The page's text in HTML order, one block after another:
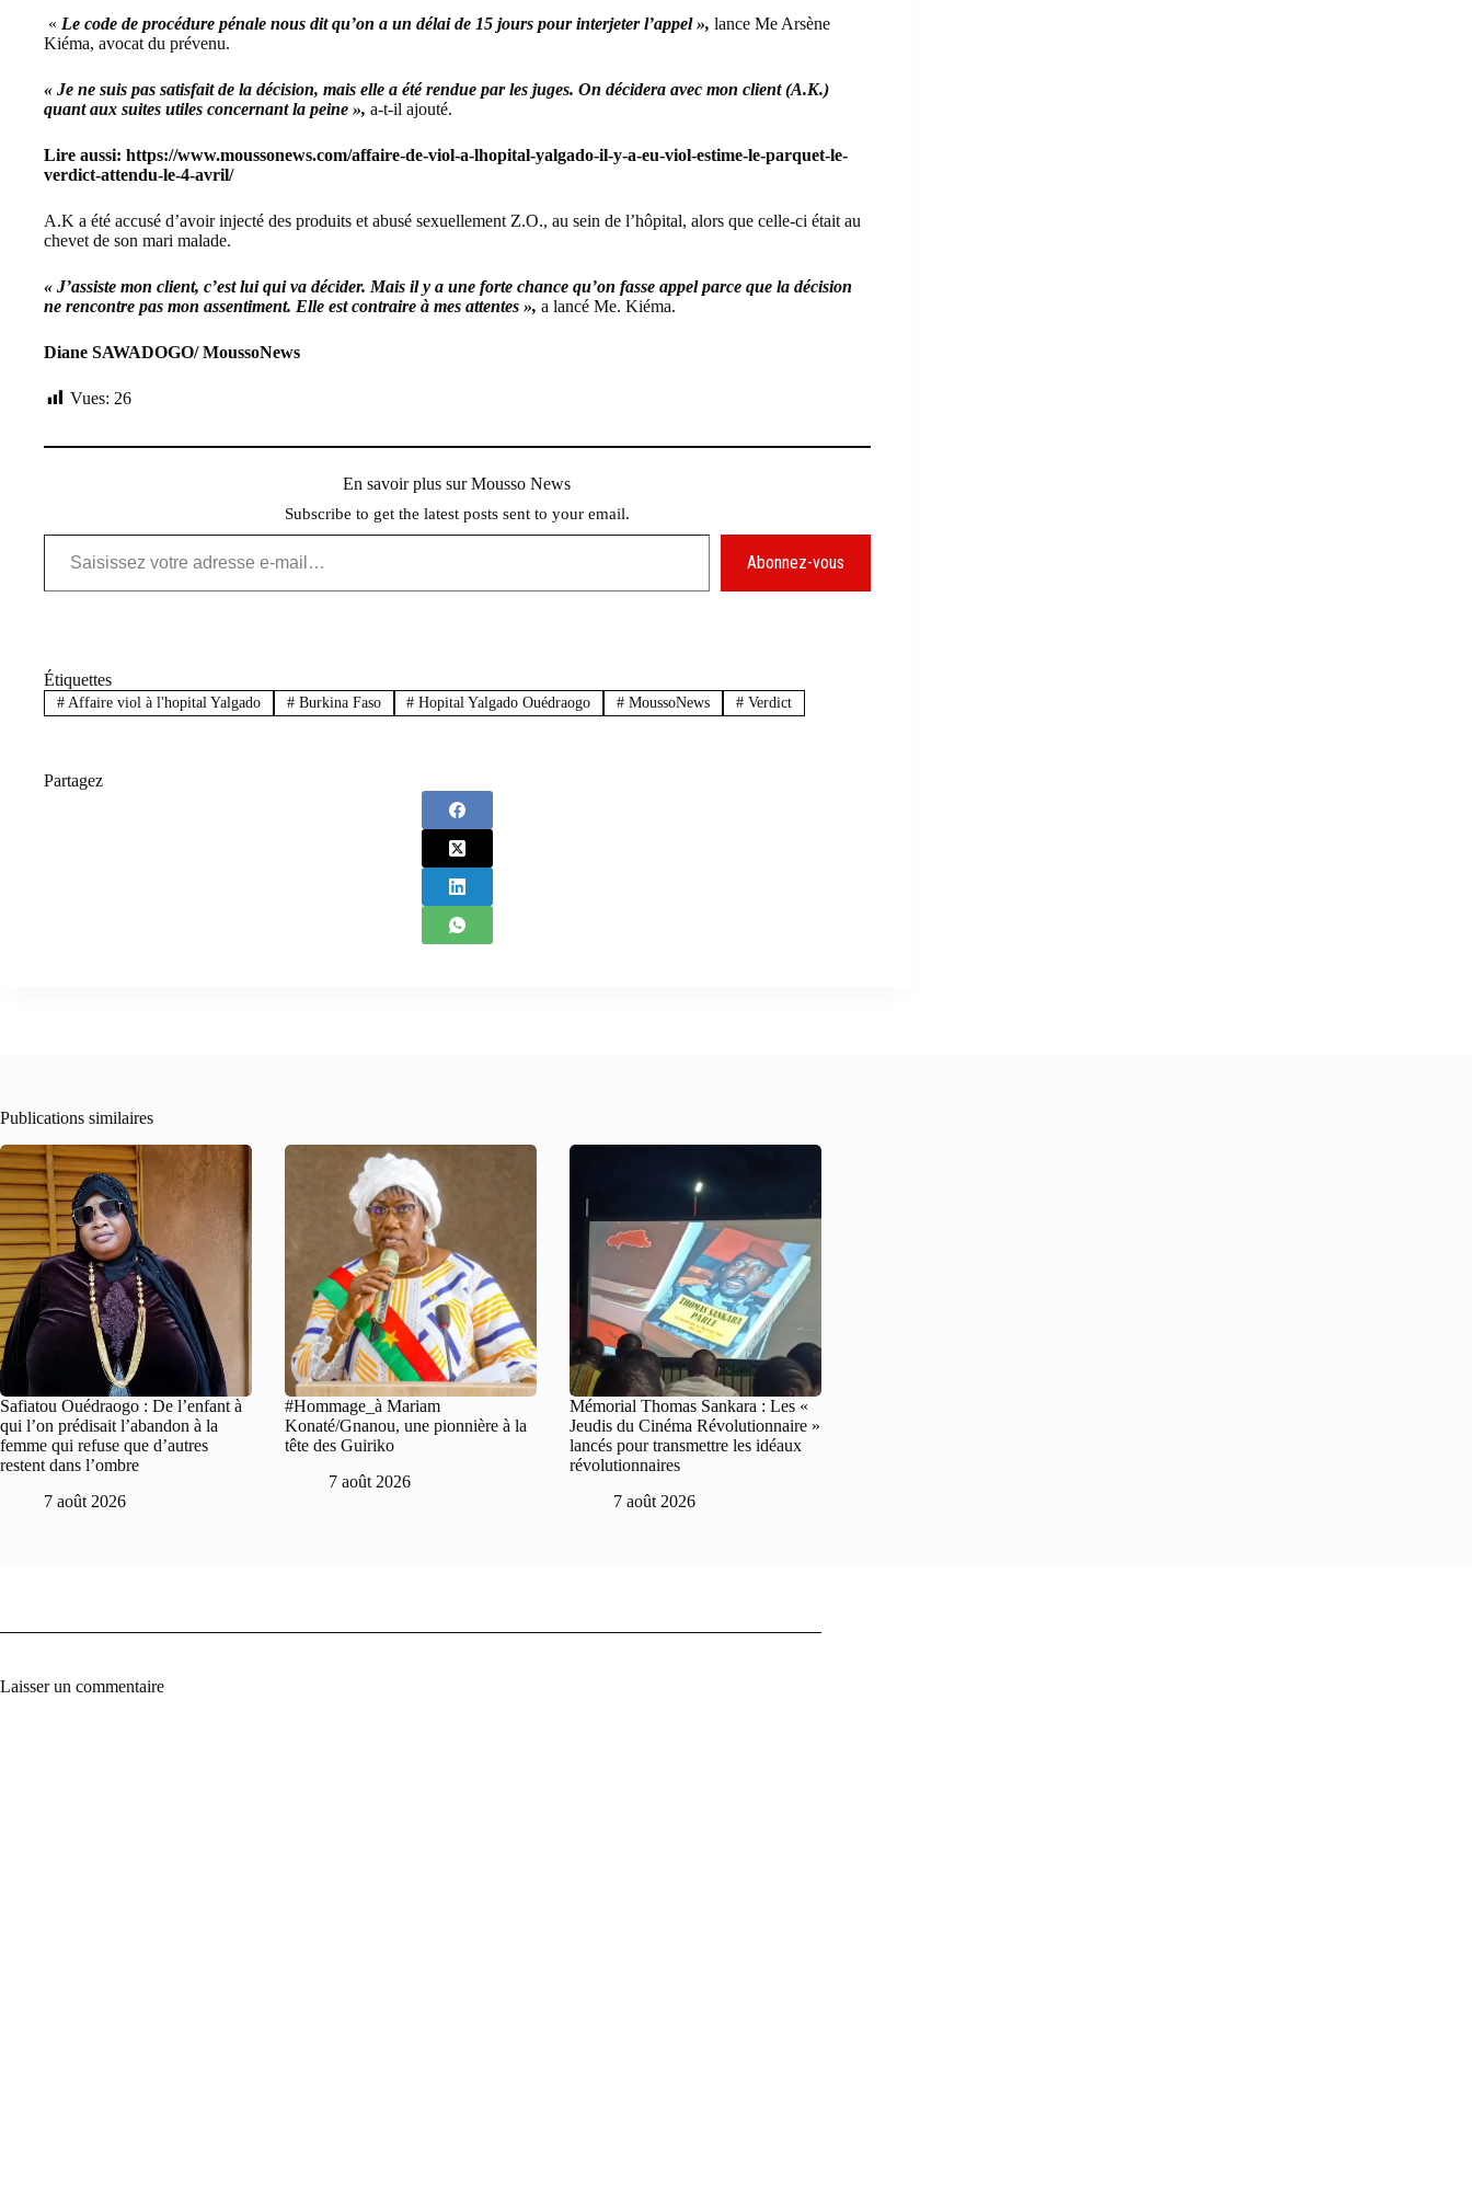
« Le code de procédure pénale nous dit qu’on a un délai de 15 jours pour interjeter l’appel », lance Me Arsène
Kiéma, avocat du prévenu.
« Je ne suis pas satisfait de la décision, mais elle a été rendue par les juges. On décidera avec mon client (A.K.)
quant aux suites utiles concernant la peine », a-t-il ajouté.
Lire aussi: https://www.moussonews.com/affaire-de-viol-a-lhopital-yalgado-il-y-a-eu-viol-estime-le-parquet-le-
verdict-attendu-le-4-avril/
A.K a été accusé d’avoir injecté des produits et abusé sexuellement Z.O., au sein de l’hôpital, alors que celle-ci était au
chevet de son mari malade.
« J’assiste mon client, c’est lui qui va décider. Mais il y a une forte chance qu’on fasse appel parce que la décision
ne rencontre pas mon assentiment. Elle est contraire à mes attentes », a lancé Me. Kiéma.
Diane SAWADOGO/ MoussoNews
Vues: 26
En savoir plus sur Mousso News
Subscribe to get the latest posts sent to your email.
Saisissez votre adresse e-mail…
Abonnez-vous
Étiquettes
#Affaire viol à l'hopital Yalgado #Burkina Faso # Hopital Yalgado Ouédraogo # MoussoNews # Verdict
Partagez
Publications similaires
Safiatou Ouédraogo : De l’enfant à
qui l’on prédisait l’abandon à la
femme qui refuse que d’autres
restent dans l’ombre
7 août 2026
#Hommage_à Mariam
Konaté/Gnanou, une pionnière à la
tête des Guiriko
7 août 2026
Mémorial Thomas Sankara : Les «
Jeudis du Cinéma Révolutionnaire »
lancés pour transmettre les idéaux
révolutionnaires
7 août 2026
Laisser un commentaire